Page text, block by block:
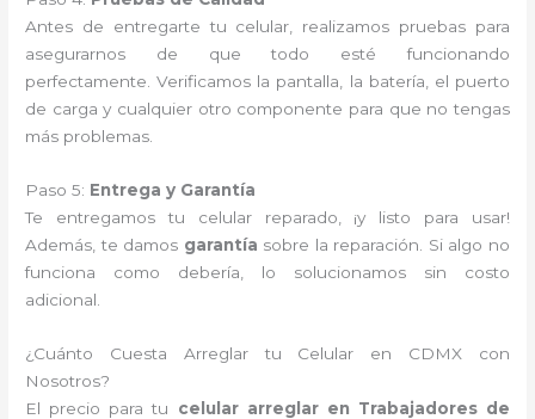
Antes de entregarte tu celular, realizamos pruebas para
asegurarnos de que todo esté funcionando
perfectamente. Verificamos la pantalla, la batería, el puerto
de carga y cualquier otro componente para que no tengas
más problemas.
Paso 5: Entrega y Garantía
Te entregamos tu celular reparado, ¡y listo para usar!
Además, te damos garantía sobre la reparación. Si algo no
funciona como debería, lo solucionamos sin costo
adicional.
¿Cuánto Cuesta Arreglar tu Celular en CDMX con
Nosotros?
El precio para tu celular arreglar en Trabajadores de